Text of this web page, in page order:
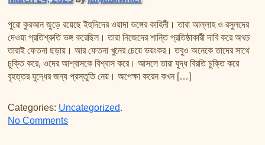
পুরো কুরআন জুড়ে রয়েছে ইহুদিদের ওয়াদা ভঙ্গের কাহিনী। তারা আল্লাহ ও রসুলদের
দেওয়া প্রতিশ্রুতি ভঙ্গ করেছিল। তারা নিজেদের শান্তি প্রতিষ্ঠাকারী দাবি করে অথচ
তারাই ফেতনা ছড়ায়। আর ফেতনা খুনের চেয়ে ভয়ংকর। তবুও অনেকে তাদের সাথে
চুক্তি করে, ওদের আশ্বাসকে বিশ্বাস করে। আসলে তারা যুদ্ধ বিরতি চুক্তি করে
বৃহত্তর যুদ্ধের জন্য প্রস্তুতি নেয়। অপেক্ষা করেন কখন […]
Categories: Uncategorized.
No Commentson শান্তির নামে ফেতনা ছড়ানো!